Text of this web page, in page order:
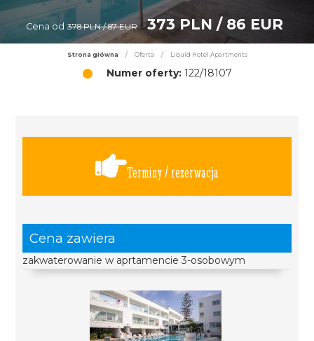
Cena od 378 PLN / 87 EUR 373 PLN / 86 EUR
Strona główna / Oferta / Liquid Hotel Apartments
Numer oferty:122/18107
Terminy / rezerwacja
Cena zawiera
zakwaterowanie w aprtamencie 3-osobowym